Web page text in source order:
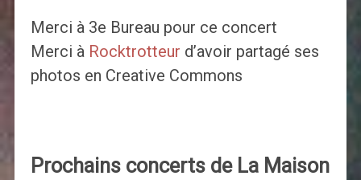
Merci à 3e Bureau pour ce concert
Merci à Rocktrotteur d’avoir partagé ses
photos en Creative Commons
Prochains concerts de La Maison